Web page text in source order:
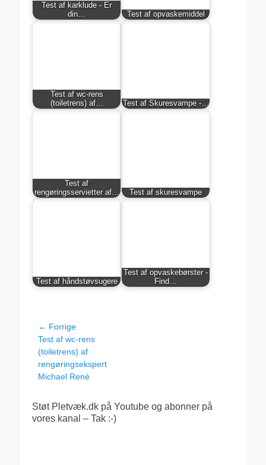
Test af karklude - Er
din…
Test af opvaskemiddel
Test af wc-rens
(toiletrens) af…
Test af Skuresvampe -…
Test af
rengøringsservietter af…
Test af skuresvampe
Test af håndstøvsugere
Test af opvaskebørster -
Find…
Indlægsnavigation
← Forrige
Forrige
indlæg:
Test af wc-rens
(toiletrens) af
rengøringsekspert
Michael René
Støt Pletvæk.dk på Youtube og abonner på
vores kanal – Tak :-)